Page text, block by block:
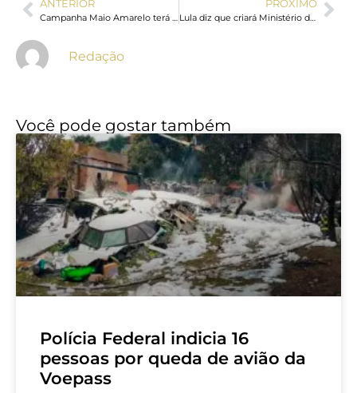
ANTERIOR PRÓXIMO
Lula diz que criará Ministério da Segurança após Senado aprovar PEC
Redação
Você pode gostar também
Polícia Federal indicia 16
pessoas por queda de avião da
Voepass